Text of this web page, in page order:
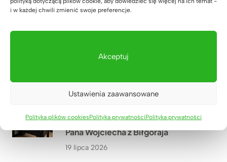
i w każdej chwili zmienić swoje preferencje.
Akceptuj
Ustawienia zaawansowane
Polityka plików cookiesPolityka prywatnościPolityka prywatności
dębowym blatem?
w małym pomieszczeniu? Historia
Pana Wojciecha z Biłgoraja
19 lipca 2026